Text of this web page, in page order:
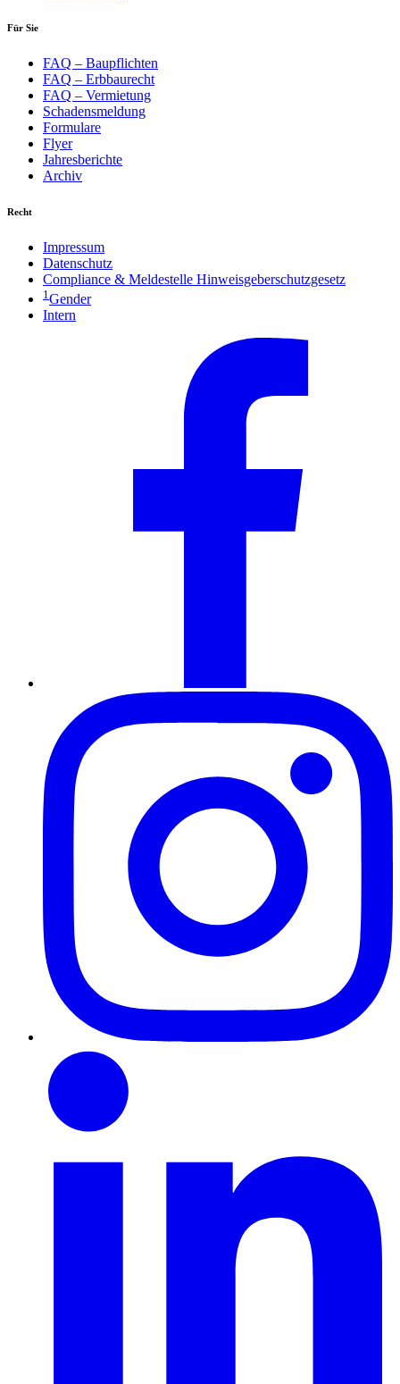
Für Sie
FAQ – Baupflichten
FAQ – Erbbaurecht
FAQ – Vermietung
Schadensmeldung
Formulare
Flyer
Jahresberichte
Archiv
Recht
Impressum
Datenschutz
Compliance & Meldestelle Hinweisgeberschutzgesetz
1 Gender
Intern